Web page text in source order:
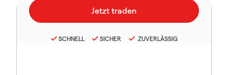
SCHNELL SICHER ZUVERLÄSSIG